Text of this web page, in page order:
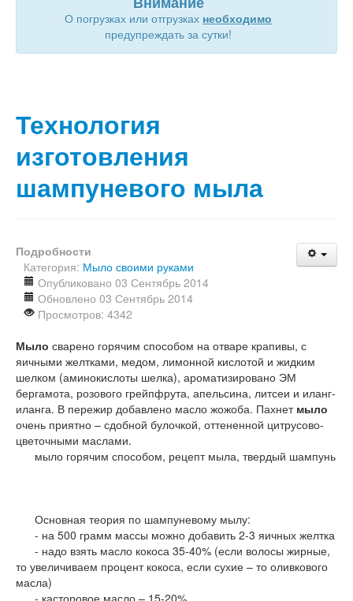
О погрузках или отгрузках необходимо
предупреждать за сутки!
Технология
изготовления
шампуневого мыла
Подробности
Категория: Мыло своими руками
Опубликовано 03 Сентябрь 2014
Обновлено 03 Сентябрь 2014
Просмотров: 4342
Мыло сварено горячим способом на отваре крапивы, с
яичными желтками, медом, лимонной кислотой и жидким
шелком (аминокислоты шелка), ароматизировано ЭМ
бергамота, розового грейпфрута, апельсина, литсеи и иланг-
иланга. В пережир добавлено масло жожоба. Пахнетмыло
очень приятно – сдобной булочкой, оттененной цитрусово-
цветочными маслами.
мыло горячим способом, рецепт мыла, твердый шампунь
Основная теория по шампуневому мылу:
- на 500 грамм массы можно добавить 2-3 яичных желтка
- надо взять масло кокоса 35-40% (если волосы жирные,
то увеличиваем процент кокоса, если сухие – то оливкового
масла)